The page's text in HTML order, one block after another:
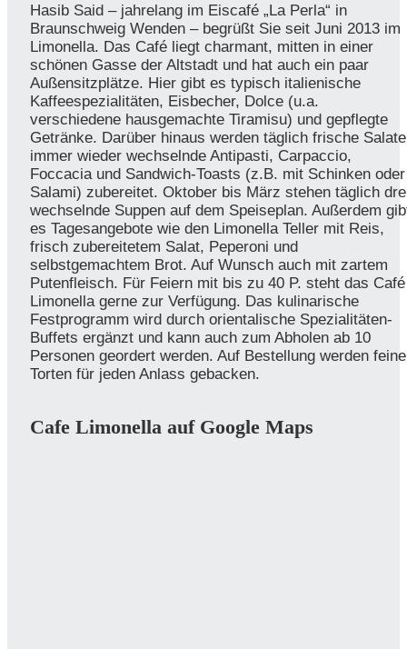
Hasib Said – jahrelang im Eiscafé „La Perla“ in
Braunschweig Wenden – begrüßt Sie seit Juni 2013 im
Limonella. Das Café liegt charmant, mitten in einer
schönen Gasse der Altstadt und hat auch ein paar
Außensitzplätze. Hier gibt es typisch italienische
Kaffeespezialitäten, Eisbecher, Dolce (u.a.
verschiedene hausgemachte Tiramisu) und gepflegte
Getränke. Darüber hinaus werden täglich frische
immer wieder wechselnde Antipasti, Carpaccio,
Foccacia und Sandwich-Toasts (z.B. mit Schinken oder
Salami) zubereitet. Oktober bis März stehen täglich
wechselnde Suppen auf dem Speiseplan. Außerdem
es Tagesangebote wie den Limonella Teller mit Reis,
frisch zubereitetem Salat, Peperoni und
selbstgemachtem Brot. Auf Wunsch auch mit zartem
Putenfleisch. Für Feiern mit bis zu 40 P. steht das Café
Limonella gerne zur Verfügung. Das kulinarische
Festprogramm wird durch orientalische Spezialitäten-
Buffets ergänzt und kann auch zum Abholen ab 10
Personen geordert werden. Auf Bestellung werden feine
Torten für jeden Anlass gebacken.
Cafe Limonella auf Google Maps